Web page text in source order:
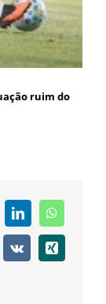
ruim do
LinkedIn
Vk Xing